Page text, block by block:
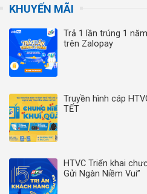
KHUYẾN MÃI
Trả 1 lần trúng 1
trên Zalopay
Truyền hình cáp
TẾT
HTVC Triển khai
Gửi Ngàn Niềm Vui”